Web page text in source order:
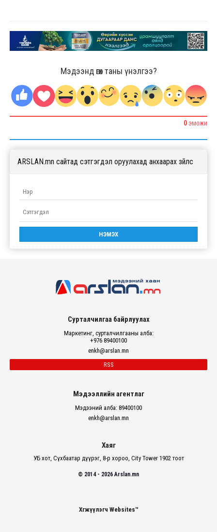
Мэдээнд өгөх таны үнэлгээ?
0 ЭМОЖИ
ARSLAN.mn сайтад сэтгэгдэл оруулахад анхаарах зүйлс
Сурталчилгаа байрлуулах
Маркетинг, сурталчилгааны алба:
+976 89400100
enkh@arslan.mn
RSS
Мэдээллийн агентлаг
Мэдээний алба: 89400100
enkh@arslan.mn
Хаяг
УБ хот, Сүхбаатар дүүрэг, 8-р хороо, City Tower 1902 тоот
© 2014 - 2026 Arslan.mn
Хөгжүүлэгч Websites™